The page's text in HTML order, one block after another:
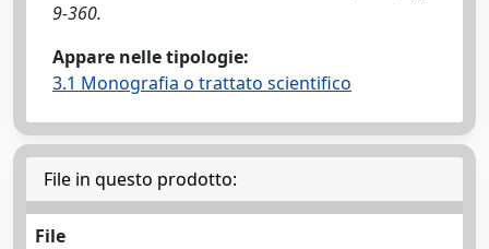
9-360.
Appare nelle tipologie:
3.1 Monografia o trattato scientifico
File in questo prodotto:
File